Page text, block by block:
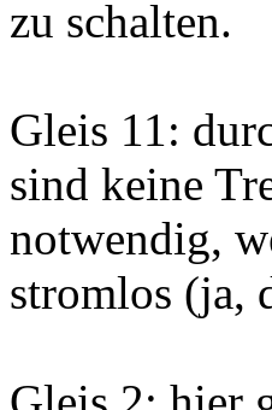
zu schalten.
Gleis 11:
sind keine
notwendig,
stromlos (ja,